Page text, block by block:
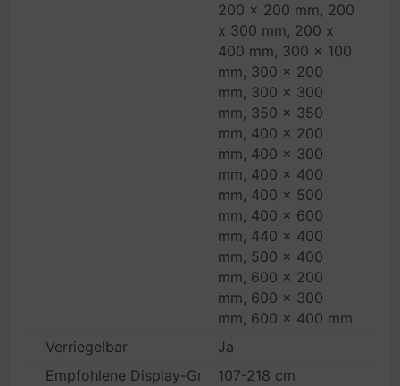
200 x 200 mm, 200
x 300 mm, 200 x
400 mm, 300 x 100
mm, 300 x 200
mm, 300 x 300
mm, 350 x 350
mm, 400 x 200
mm, 400 x 300
mm, 400 x 400
mm, 400 x 500
mm, 400 x 600
mm, 440 x 400
mm, 500 x 400
mm, 600 x 200
mm, 600 x 300
mm, 600 x 400 mm
Verriegelbar
Ja
Empfohlene Display-Größe107-218 cm